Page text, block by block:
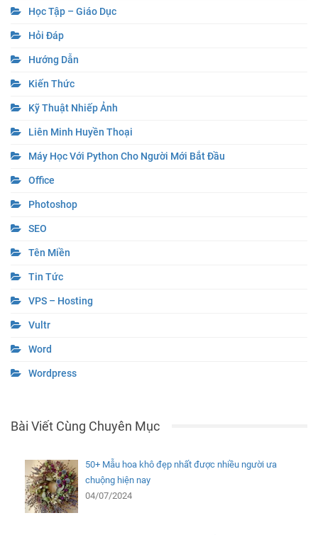
Học Tập – Giáo Dục
Hỏi Đáp
Hướng Dẫn
Kiến Thức
Kỹ Thuật Nhiếp Ảnh
Liên Minh Huyền Thoại
Máy Học Với Python Cho Người Mới Bắt Đầu
Office
Photoshop
SEO
Tên Miền
Tin Tức
VPS – Hosting
Vultr
Word
Wordpress
Bài Viết Cùng Chuyên Mục
50+ Mẫu hoa khô đẹp nhất được nhiều người ưa
chuộng hiện nay
04/07/2024